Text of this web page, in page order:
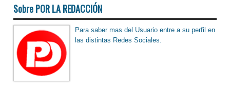
Sobre POR LA REDACCIÓN
Para saber mas del Usuario entre a su perfil en
las distintas Redes Sociales.